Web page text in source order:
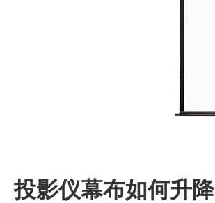
投影仪幕布如何升降